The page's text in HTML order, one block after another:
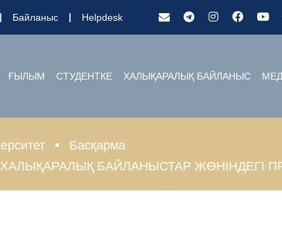
Байланыс Helpdesk
ҒЫЛЫМ СТУДЕНТКЕ ХАЛЫҚАРАЛЫҚ БАЙЛАНЫС
Басқарма
БАЙЛАНЫСТАР ЖӨНІНДЕГІ